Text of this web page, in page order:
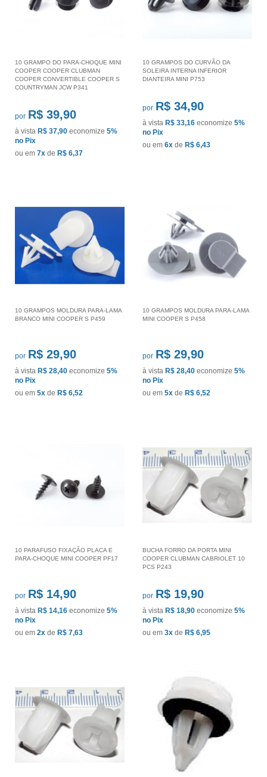
10 GRAMPO DO PARA-CHOQUE MINI
COOPER COOPER CLUBMAN
COOPER CONVERTIBLE COOPER S
COUNTRYMAN JCW P341
por R$ 39,90
à vista R$ 37,90 economize 5%
no Pix
ou em 7x de R$ 6,37
10 GRAMPOS DO CURVÃO DA
SOLEIRA INTERNA INFERIOR
DIANTEIRA MINI P753
por R$ 34,90
à vista R$ 33,16 economize 5%
no Pix
ou em 6x de R$ 6,43
10 GRAMPOS MOLDURA PARA-LAMA
BRANCO MINI COOPER S P459
por R$ 29,90
à vista R$ 28,40 economize 5%
no Pix
ou em 5x de R$ 6,52
10 GRAMPOS MOLDURA PARA-LAMA
MINI COOPER S P458
por R$ 29,90
à vista R$ 28,40 economize 5%
no Pix
ou em 5x de R$ 6,52
10 PARAFUSO FIXAÇÃO PLACA E
PARA-CHOQUE MINI COOPER PF17
por R$ 14,90
à vista R$ 14,16 economize 5%
no Pix
ou em 2x de R$ 7,63
BUCHA FORRO DA PORTA MINI
COOPER CLUBMAN CABRIOLET 10
PCS P243
por R$ 19,90
à vista R$ 18,90 economize 5%
no Pix
ou em 3x de R$ 6,95